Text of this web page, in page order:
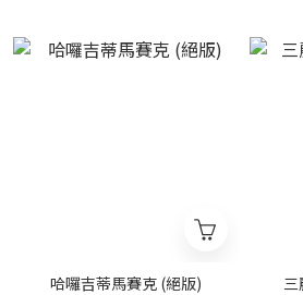
哈囉吉蒂馬賽克 (絕版)